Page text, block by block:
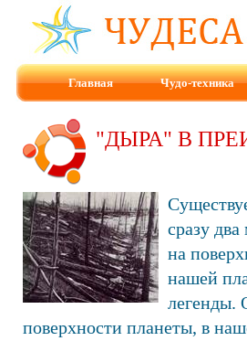
Главная Чудо-техника
"ДЫРА" В
сразу
на
нашей
легенды.
поверхности планеты, в